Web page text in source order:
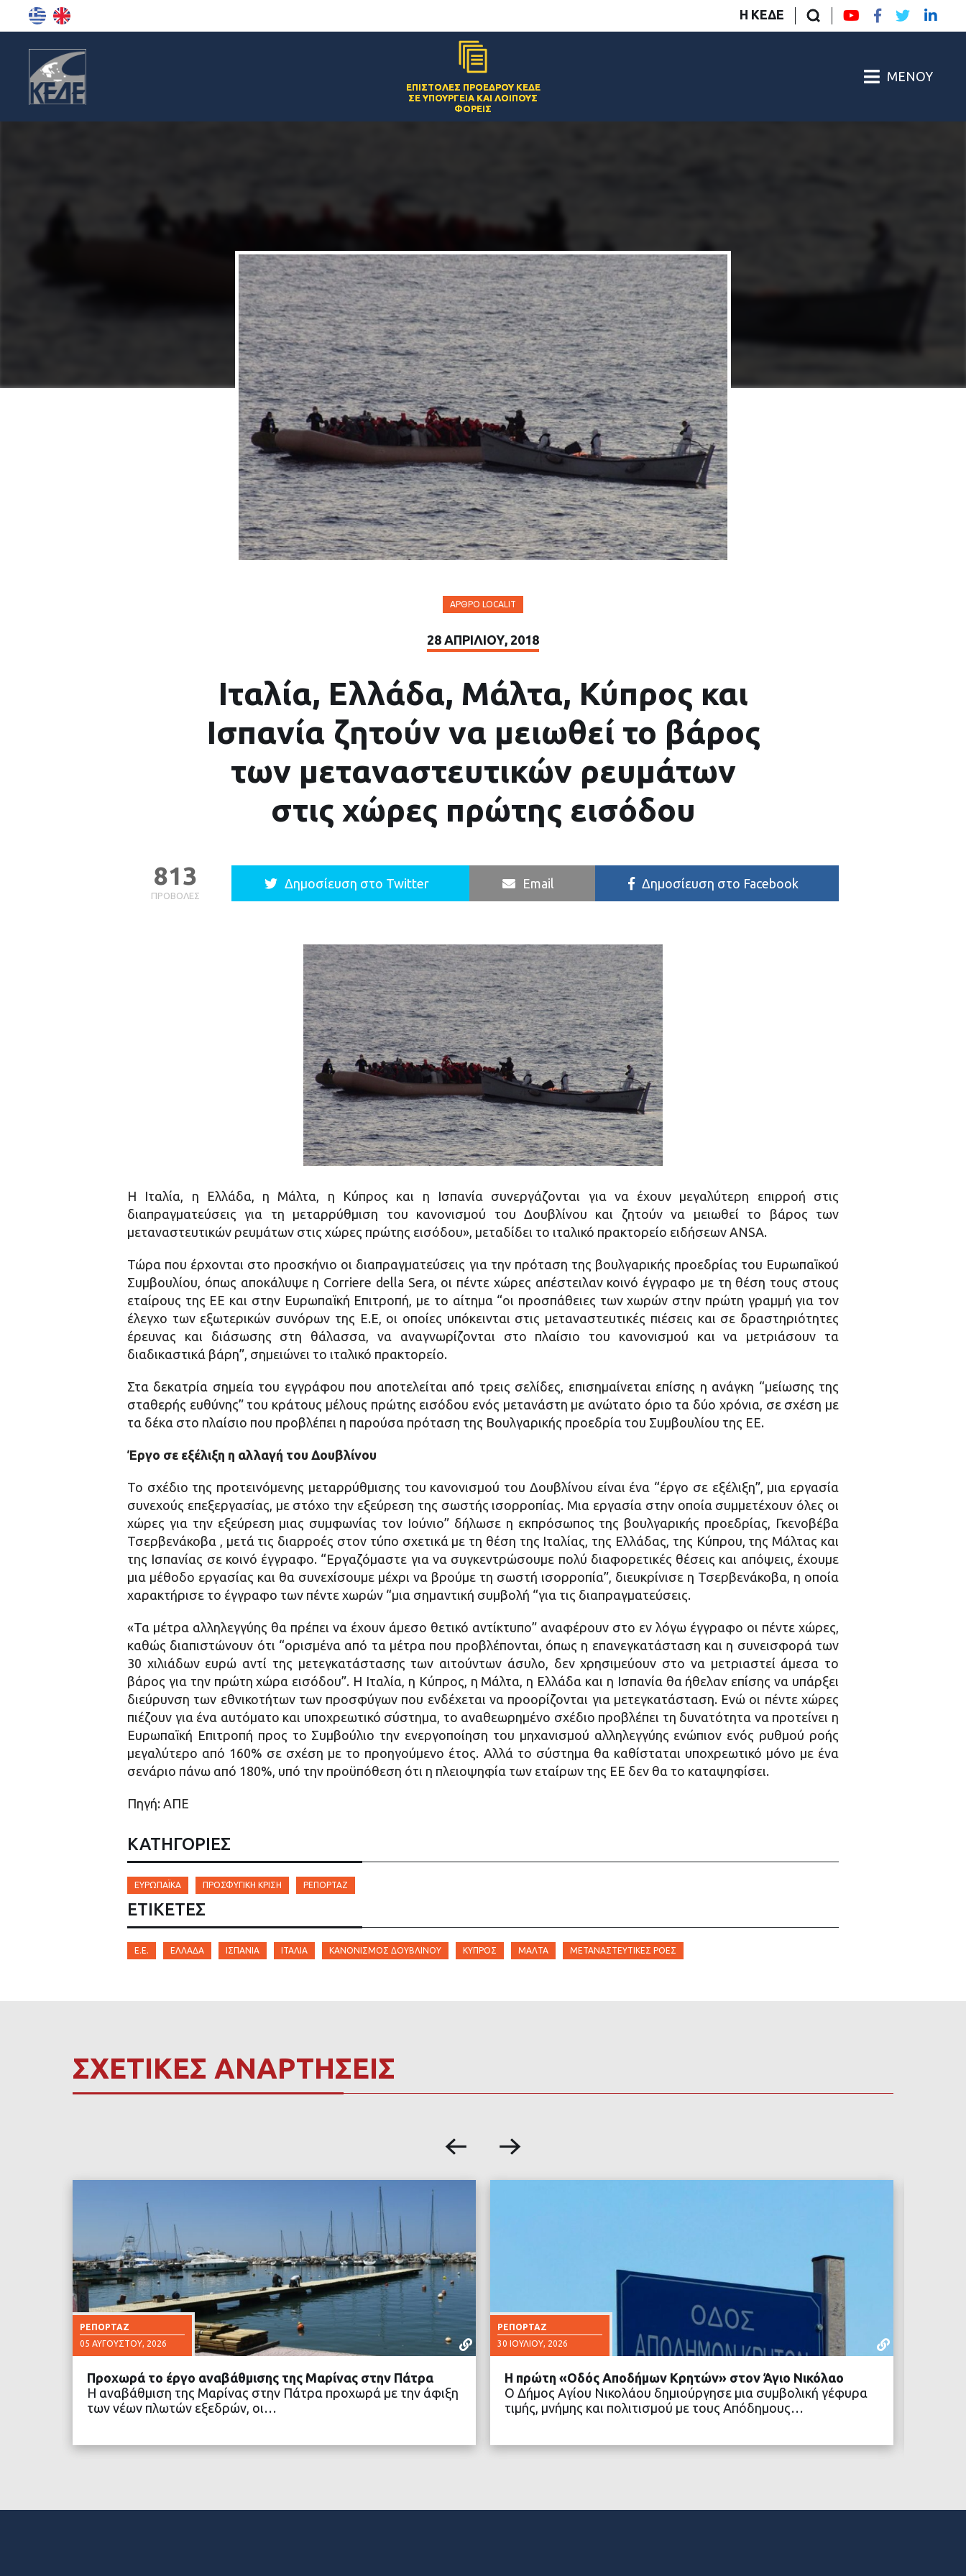
Η ΚΕΔΕ
ΕΠΙΣΤΟΛΈΣ ΠΡΟΈΔΡΟΥ ΚΕΔΕ
ΣΕ ΥΠΟΥΡΓΕΊΑ ΚΑΙ ΛΟΙΠΟΎΣ
ΦΟΡΕΊΣ
ΜΕΝΟΎ
ΆΡΘΡΟ LOCALIT
28 ΑΠΡΙΛΊΟΥ, 2018
Ιταλία, Ελλάδα, Μάλτα, Κύπρος και
Ισπανία ζητούν να μειωθεί το βάρος
των μεταναστευτικών ρευμάτων
στις χώρες πρώτης εισόδου
ΠΡΟΒΟΛΈΣ
813 Δημοσίευση στο Twitter Email Δημοσίευση στο Facebook
Η Ιταλία, η Ελλάδα, η Μάλτα, η Κύπρος και η Ισπανία συνεργάζονται για να έχουν μεγαλύτερη επιρροή στις
διαπραγματεύσεις για τη μεταρρύθμιση του κανονισμού του Δουβλίνου και ζητούν να μειωθεί το βάρος των
μεταναστευτικών ρευμάτων στις χώρες πρώτης εισόδου», μεταδίδει το ιταλικό πρακτορείο ειδήσεων ANSA.
Τώρα που έρχονται στο προσκήνιο οι διαπραγματεύσεις για την πρόταση της βουλγαρικής προεδρίας του Ευρωπαϊκού
Συμβουλίου, όπως αποκάλυψε η Corriere della Sera, οι πέντε χώρες απέστειλαν κοινό έγγραφο με τη θέση τους στους
εταίρους της ΕΕ και στην Ευρωπαϊκή Επιτροπή, με το αίτημα “οι προσπάθειες των χωρών στην πρώτη γραμμή για τον
έλεγχο των εξωτερικών συνόρων της Ε.Ε, οι οποίες υπόκεινται στις μεταναστευτικές πιέσεις και σε δραστηριότητες
έρευνας και διάσωσης στη θάλασσα, να αναγνωρίζονται στο πλαίσιο του κανονισμού και να μετριάσουν τα
διαδικαστικά βάρη”, σημειώνει το ιταλικό πρακτορείο.
Στα δεκατρία σημεία του εγγράφου που αποτελείται από τρεις σελίδες, επισημαίνεται επίσης η ανάγκη “μείωσης της
σταθερής ευθύνης” του κράτους μέλους πρώτης εισόδου ενός μετανάστη με ανώτατο όριο τα δύο χρόνια, σε σχέση με
τα δέκα στο πλαίσιο που προβλέπει η παρούσα πρόταση της Βουλγαρικής προεδρία του Συμβουλίου της ΕΕ.
Έργο σε εξέλιξη η αλλαγή του Δουβλίνου
Το σχέδιο της προτεινόμενης μεταρρύθμισης του κανονισμού του Δουβλίνου είναι ένα “έργο σε εξέλιξη”, μια εργασία
συνεχούς επεξεργασίας, με στόχο την εξεύρεση της σωστής ισορροπίας. Μια εργασία στην οποία συμμετέχουν όλες οι
χώρες για την εξεύρεση μιας συμφωνίας τον Ιούνιο” δήλωσε η εκπρόσωπος της βουλγαρικής προεδρίας, Γκενοβέβα
Τσερβενάκοβα , μετά τις διαρροές στον τύπο σχετικά με τη θέση της Ιταλίας, της Ελλάδας, της Κύπρου, της Μάλτας και
της Ισπανίας σε κοινό έγγραφο. “Εργαζόμαστε για να συγκεντρώσουμε πολύ διαφορετικές θέσεις και απόψεις, έχουμε
μια μέθοδο εργασίας και θα συνεχίσουμε μέχρι να βρούμε τη σωστή ισορροπία”, διευκρίνισε η Τσερβενάκοβα, η οποία
χαρακτήρισε το έγγραφο των πέντε χωρών “μια σημαντική συμβολή “για τις διαπραγματεύσεις.
«Τα μέτρα αλληλεγγύης θα πρέπει να έχουν άμεσο θετικό αντίκτυπο” αναφέρουν στο εν λόγω έγγραφο οι πέντε χώρες,
καθώς διαπιστώνουν ότι “ορισμένα από τα μέτρα που προβλέπονται, όπως η επανεγκατάσταση και η συνεισφορά των
30 χιλιάδων ευρώ αντί της μετεγκατάστασης των αιτούντων άσυλο, δεν χρησιμεύουν στο να μετριαστεί άμεσα το
βάρος για την πρώτη χώρα εισόδου”. Η Ιταλία, η Κύπρος, η Μάλτα, η Ελλάδα και η Ισπανία θα ήθελαν επίσης να υπάρξει
διεύρυνση των εθνικοτήτων των προσφύγων που ενδέχεται να προορίζονται για μετεγκατάσταση. Ενώ οι πέντε χώρες
πιέζουν για ένα αυτόματο και υποχρεωτικό σύστημα, το αναθεωρημένο σχέδιο προβλέπει τη δυνατότητα να προτείνει η
Ευρωπαϊκή Επιτροπή προς το Συμβούλιο την ενεργοποίηση του μηχανισμού αλληλεγγύης ενώπιον ενός ρυθμού ροής
μεγαλύτερο από 160% σε σχέση με το προηγούμενο έτος. Αλλά το σύστημα θα καθίσταται υποχρεωτικό μόνο με ένα
σενάριο πάνω από 180%, υπό την προϋπόθεση ότι η πλειοψηφία των εταίρων της ΕΕ δεν θα το καταψηφίσει.
Πηγή: ΑΠΕ
ΚΑΤΗΓΟΡΙΕΣ
ΕΥΡΩΠΑΪΚΆ ΠΡΟΣΦΥΓΙΚΉ ΚΡΊΣΗ ΡΕΠΟΡΤΆΖ
ΕΤΙΚΈΤΕΣ
Ε.Ε. ΕΛΛΆΔΑ ΙΣΠΑΝΊΑ ΊΤΑΛΊΑ ΚΑΝΟΝΙΣΜΌΣ ΔΟΥΒΛΊΝΟΥ ΚΎΠΡΟΣ ΜΆΛΤΑ ΜΕΤΑΝΑΣΤΕΥΤΙΚΈΣ ΡΟΈΣ
ΣΧΕΤΙΚΕΣ ΑΝΑΡΤΗΣΕΙΣ
ΡΕΠΟΡΤΆΖ
05 ΑΥΓΟΎΣΤΟΥ, 2026
ΔΙΑΒΑΣΤΕ ΠΕΡΙΣΣΟΤΕΡΑ
Προχωρά το έργο αναβάθμισης της Μαρίνας στην Πάτρα
Η αναβάθμιση της Μαρίνας στην Πάτρα προχωρά με την άφιξη
των νέων πλωτών εξεδρών, οι…
ΡΕΠΟΡΤΆΖ
30 ΙΟΥΛΊΟΥ, 2026
ΔΙΑΒΑΣΤΕ ΠΕΡΙΣΣΟΤΕΡΑ
Η πρώτη «Οδός Αποδήμων Κρητών» στον Άγιο Νικόλαο
Ο Δήμος Αγίου Νικολάου δημιούργησε μια συμβολική γέφυρα
τιμής, μνήμης και πολιτισμού με τους Απόδημους…